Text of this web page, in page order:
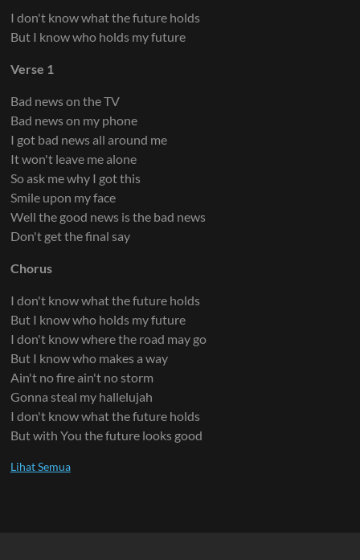
I don't know what the future holds
But I know who holds my future
Verse 1
Bad news on the TV
Bad news on my phone
I got bad news all around me
It won't leave me alone
So ask me why I got this
Smile upon my face
Well the good news is the bad news
Don't get the final say
Chorus
I don't know what the future holds
But I know who holds my future
I don't know where the road may go
But I know who makes a way
Ain't no fire ain't no storm
Gonna steal my hallelujah
I don't know what the future holds
But with You the future looks good